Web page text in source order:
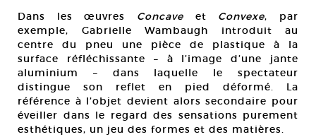
Dans les œuvres Concave et Convexe, par
exemple, Gabrielle Wambaugh introduit au
centre du pneu une pièce de plastique à la
surface réfléchissante – à l’image d’une jante
aluminium – dans laquelle le spectateur
distingue son reflet en pied déformé. La
référence à l’objet devient alors secondaire pour
éveiller dans le regard des sensations purement
esthétiques, un jeu des formes et des matières.